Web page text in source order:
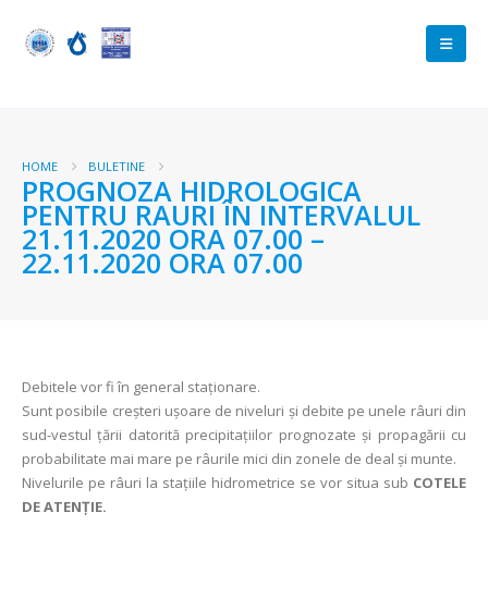
HOME BULETINE
PROGNOZA HIDROLOGICA
PENTRU RAURI ÎN INTERVALUL
21.11.2020 ORA 07.00 –
22.11.2020 ORA 07.00
Debitele vor fi în general staționare.
Sunt posibile creşteri uşoare de niveluri şi debite pe unele râuri din
sud-vestul țării datorită precipitațiilor prognozate și propagării cu
probabilitate mai mare pe râurile mici din zonele de deal și munte.
Nivelurile pe râuri la stațiile hidrometrice se vor situa sub COTELE
DE ATENȚIE.